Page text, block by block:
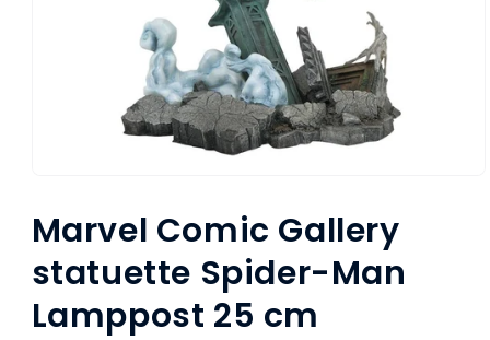
média
1
une
fenêtre
Marvel Comic Gallery
statuette Spider-Man
Lamppost 25 cm